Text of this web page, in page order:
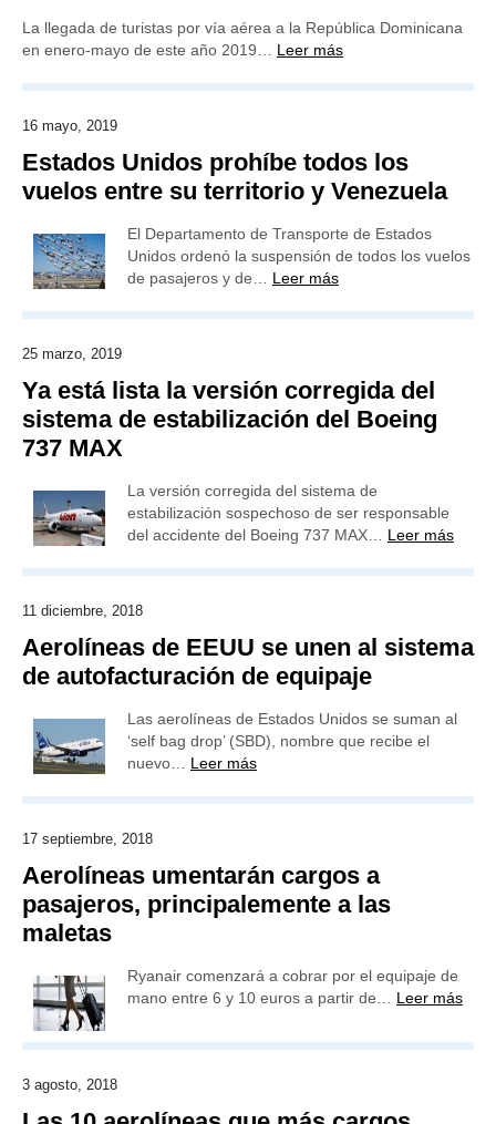
La llegada de turistas por vía aérea a la República Dominicana
en enero-mayo de este año 2019… Leer más
16 mayo, 2019
Estados Unidos prohíbe todos los
vuelos entre su territorio y Venezuela
El Departamento de Transporte de Estados
Unidos ordenó la suspensión de todos los vuelos
de pasajeros y de… Leer más
25 marzo, 2019
Ya está lista la versión corregida del
sistema de estabilización del Boeing
737 MAX
La versión corregida del sistema de
estabilización sospechoso de ser responsable
del accidente del Boeing 737 MAX… Leer más
11 diciembre, 2018
Aerolíneas de EEUU se unen al sistema
de autofacturación de equipaje
Las aerolíneas de Estados Unidos se suman al
‘self bag drop’ (SBD), nombre que recibe el
nuevo… Leer más
17 septiembre, 2018
Aerolíneas umentarán cargos a
pasajeros, principalemente a las
maletas
Ryanair comenzará a cobrar por el equipaje de
mano entre 6 y 10 euros a partir de… Leer más
3 agosto, 2018